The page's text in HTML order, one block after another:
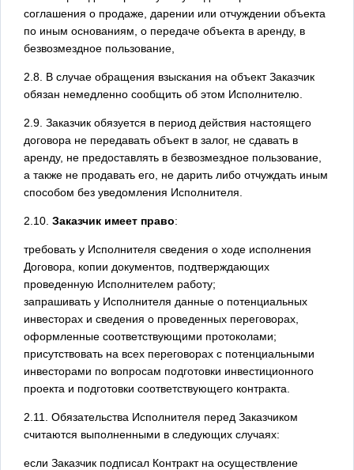
соглашения о продаже, дарении или отчуждении объекта
по иным основаниям, о передаче объекта в аренду, в
безвозмездное пользование,
2.8. В случае обращения взыскания на объект Заказчик
обязан немедленно сообщить об этом Исполнителю.
2.9. Заказчик обязуется в период действия настоящего
договора не передавать объект в залог, не сдавать в
аренду, не предоставлять в безвозмездное пользование,
а также не продавать его, не дарить либо отчуждать иным
способом без уведомления Исполнителя.
2.10. Заказчик имеет право:
требовать у Исполнителя сведения о ходе исполнения
Договора, копии документов, подтверждающих
проведенную Исполнителем работу;
запрашивать у Исполнителя данные о потенциальных
инвесторах и сведения о проведенных переговорах,
оформленные соответствующими протоколами;
присутствовать на всех переговорах с потенциальными
инвесторами по вопросам подготовки инвестиционного
проекта и подготовки соответствующего контракта.
2.11. Обязательства Исполнителя перед Заказчиком
считаются выполненными в следующих случаях:
если Заказчик подписал Контракт на осуществление